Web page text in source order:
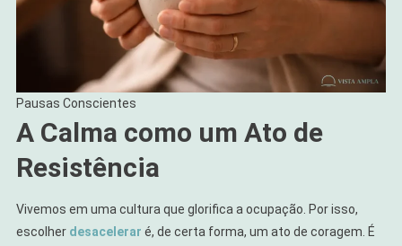
Pausas Conscientes
A Calma como um Ato de
Resistência
Vivemos em uma cultura que glorifica a ocupação. Por isso,
escolher desacelerar é, de certa forma, um ato de coragem. É